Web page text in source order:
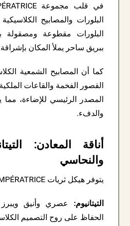
البلورات والمصابيح
البلورات مقطوعة ومصقولة
ببريق ساحر يملأ المكان
كما أن المصابيح الشمعية
القصور الفخمة والقاعات
المصدر الرئيسي للإضاءة، مما
والدفء.
أناقة المعادن:
والنحاسي
يتوفر هيكل ثريات IMPÉRATRICE بثلاثة ألوان ملكية:
التيتانيوم: عصري وأنيق
الحفاظ على روح التصميم